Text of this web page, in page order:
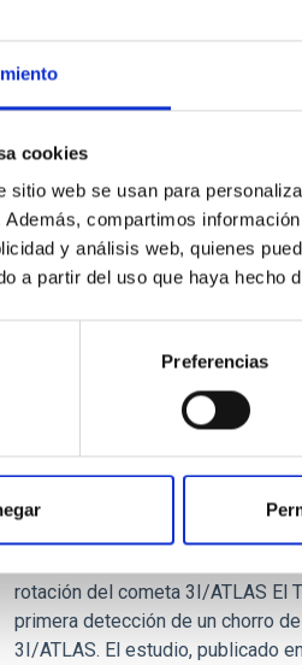
cookies
sitio web se usan para
compartimos
y análisis web, quienes
a partir del uso que haya hecho
Preferencias
Un equipo internacional liderado
que participan científicos del
“Pequeños Puntos Rojos” (
crecieron los agujeros negros
Canarias (GTC) han sido clave
Fecha de publicación 23/02/
El telescopio TTT del
un cometa interestelar
El hallazgo, realizado en una
rotación del cometa 3I/ATLAS El
primera detección de un chorro
3I/ATLAS. El estudio, publicado